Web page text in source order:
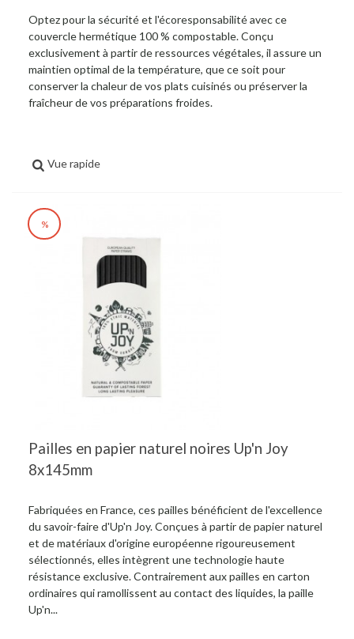
Optez pour la sécurité et l'écoresponsabilité avec ce
couvercle hermétique 100 % compostable. Conçu
exclusivement à partir de ressources végétales, il assure un
maintien optimal de la température, que ce soit pour
conserver la chaleur de vos plats cuisinés ou préserver la
fraîcheur de vos préparations froides.
Vue rapide
%
Pailles en papier naturel noires Up'n Joy
8x145mm
Fabriquées en France, ces pailles bénéficient de l'excellence
du savoir-faire d'Up'n Joy. Conçues à partir de papier naturel
et de matériaux d'origine européenne rigoureusement
sélectionnés, elles intègrent une technologie haute
résistance exclusive. Contrairement aux pailles en carton
ordinaires qui ramollissent au contact des liquides, la paille
Up'n...